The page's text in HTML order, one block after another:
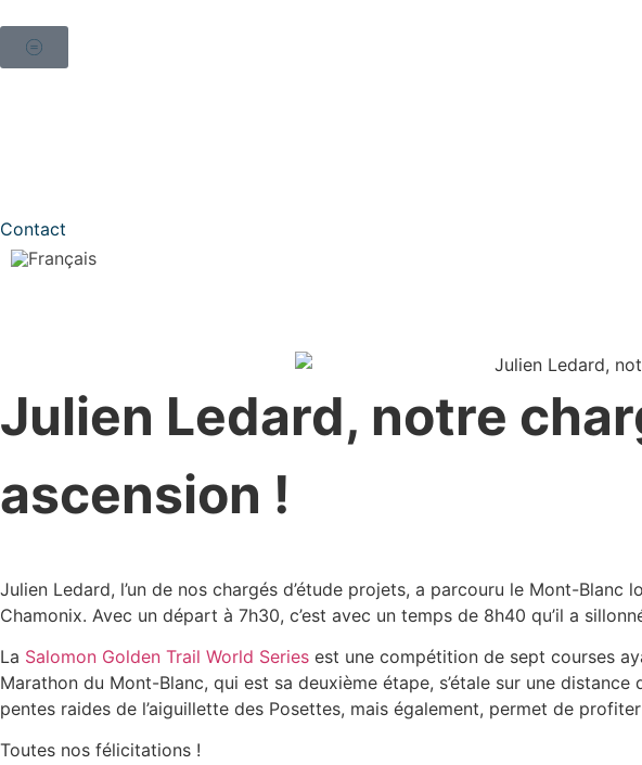
Contact
Julien Ledard, notre
ascension !
Julien Ledard, l’un de nos chargés d’étude projets, a parcouru le Mont-
Chamonix. Avec un départ à 7h30, c’est avec un temps de 8h40 qu’il a
La Salomon Golden Trail World Series est une compétition de sept courses
Marathon du Mont-Blanc, qui est sa deuxième étape, s’étale sur une
pentes raides de l’aiguillette des Posettes, mais également, permet de
Toutes nos félicitations !